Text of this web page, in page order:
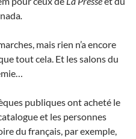
.
mais rien n’a encore
tout cela. Et les salons du
publiques ont acheté le
et les personnes
du français, par exemple,